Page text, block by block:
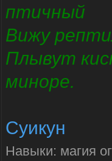
птичный
Вижу
Плывут
миноре.
Суикун
Навыки: магия